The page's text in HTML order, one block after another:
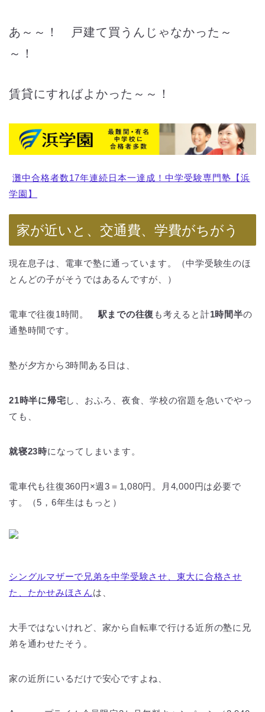
あ～～！ 戸建て買うんじゃなかった～
～！
賃貸にすればよかった～～！
灘中合格者数17年連続日本一達成！中学受験専門塾【浜
学園】
家が近いと、交通費、学費がちがう
現在息子は、電車で塾に通っています。（中学受験生のほ
とんどの子がそうではあるんですが、）
電車で往復1時間。 駅までの往復 も考えると計1時間半の
通塾時間です。
塾が夕方から3時間ある日は、
21時半に帰宅し、おふろ、夜食、学校の宿題を急いでやっ
ても、
就寝23時になってしまいます。
電車代も往復360円×週3＝1,080円。月4,000円は必要で
す。（5，6年生はもっと）
シングルマザーで兄弟を中学受験させ、東大に合格させ
た、たかせみほさんは、
大手ではないけれど、家から自転車で行ける近所の塾に兄
弟を通わせたそう。
家の近所にいるだけで安心ですよね、